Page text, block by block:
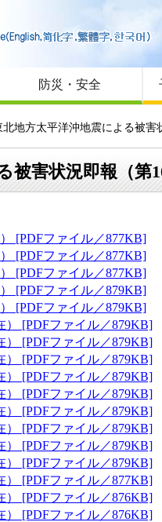
防災・安全
地方太平洋沖地震による被害
害状況即報（第
[PDFファイル／877KB]
[PDFファイル／877KB]
[PDFファイル／877KB]
[PDFファイル／879KB]
[PDFファイル／879KB]
） [PDFファイル／879KB]
） [PDFファイル／879KB]
） [PDFファイル／879KB]
） [PDFファイル／879KB]
） [PDFファイル／879KB]
） [PDFファイル／879KB]
） [PDFファイル／879KB]
） [PDFファイル／879KB]
） [PDFファイル／879KB]
） [PDFファイル／877KB]
） [PDFファイル／876KB]
） [PDFファイル／876KB]